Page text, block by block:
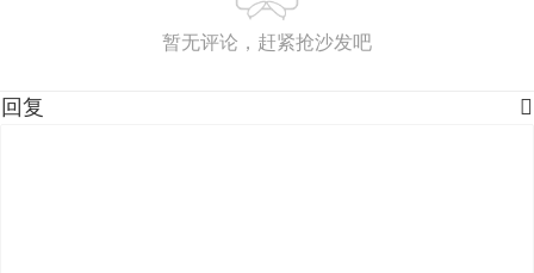
暂无评论，赶紧抢沙发吧

回复